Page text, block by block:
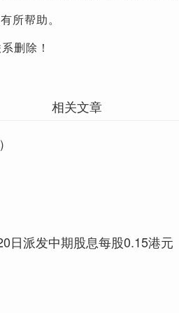
所帮助。
删除！
相关文章
日派发中期股息每股0.15港元